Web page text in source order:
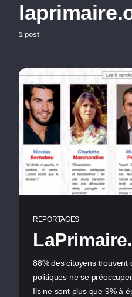
1 post
REPORTAGES
88% des citoyens trouvent
politiques ne se
Ils ne sont plus que 9% à